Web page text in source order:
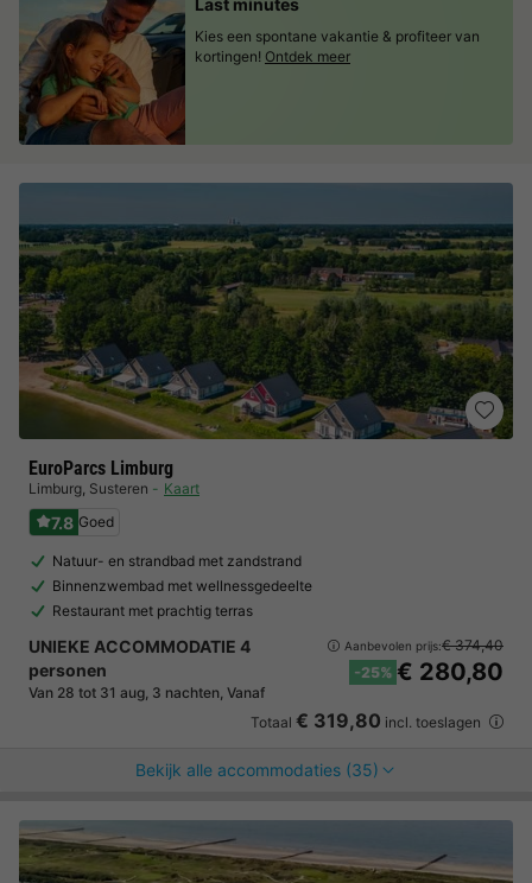
EuroParcs Limburg
Limburg, Susteren Kaart
7.8 Goed
Natuur- en strandbad met zandstrand
Binnenzwembad met wellnessgedeelte
Restaurant met prachtig terras
UNIEKE ACCOMMODATIE 4
personen
Van 28 tot 31 aug, 3 nachten, Vanaf
Aanbevolen prijs:€ 374,40
-25% € 280,80
Totaal € 319,80 incl. toeslagen
Bekijk alle accommodaties (35)
Last minutes
Kies een spontane vakantie & profiteer van
kortingen! Ontdek meer